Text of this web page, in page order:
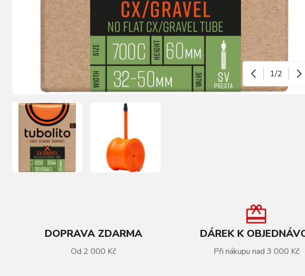
1/2
DOPRAVA ZDARMA
Od 2 000 Kč
DÁREK K
Při nákupu nad 3 000 Kč
VÍCE INFORMACÍ